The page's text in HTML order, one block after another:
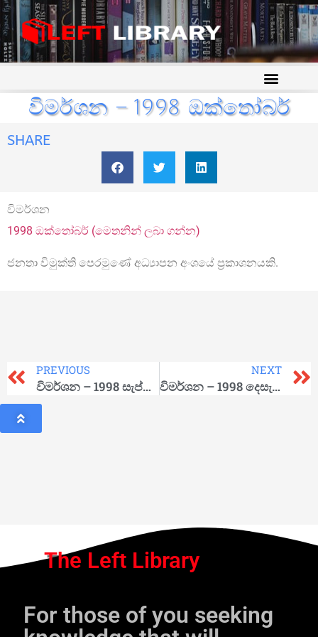
විමර්ශන – 1998 ඔක්තෝබර්
SHARE
විමර්ශන
1998 ඔක්තෝබර් (මෙතනින් ලබා ගන්න)
ජනතා විමුක්ති පෙරමුණේ අධ්‍යාපන අංශයේ ප්‍රකාශනයකි.
PREVIOUS
විමර්ශන – 1998 සැප්තැම්බර්
NEXT
විමර්ශන – 1998 දෙසැම්බර්
The Left Library
For those of you seeking